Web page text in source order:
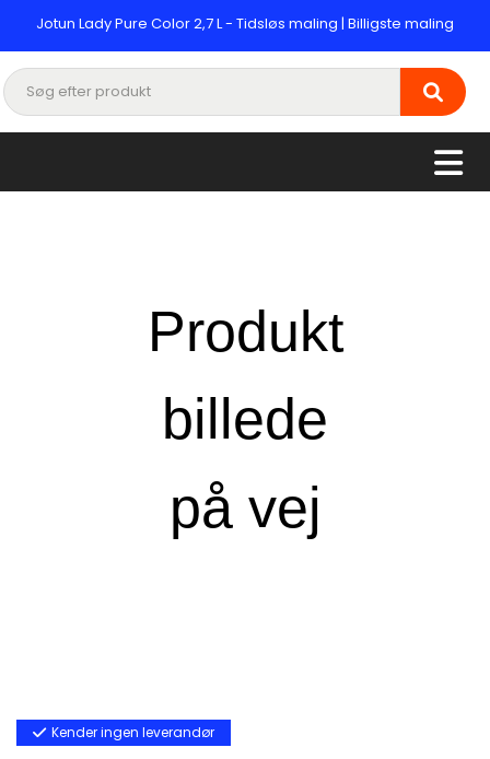
Jotun Lady Pure Color 2,7 L - Tidsløs maling | Billigste maling
Kender ingen leverandør